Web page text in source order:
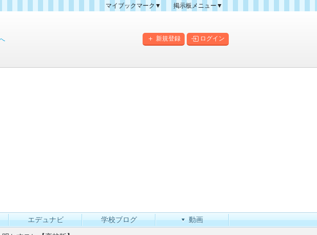
マイブックマーク▼
掲示板メニュー▼
掲示板マップ
新規登録 ログイン
エデュナビ 学校ブログ 動画